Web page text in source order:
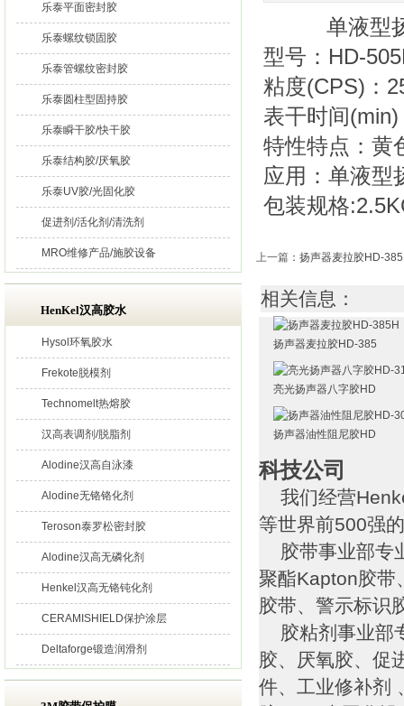
乐泰平面密封胶
乐泰螺纹锁固胶
乐泰管螺纹密封胶
乐泰圆柱型固持胶
乐泰瞬干胶/快干胶
乐泰结构胶/厌氧胶
乐泰UV胶/光固化胶
促进剂/活化剂/清洗剂
MRO维修产品/施胶设备
HenKel汉高胶水
Hysol环氧胶水
Frekote脱模剂
Technomelt热熔胶
汉高表调剂/脱脂剂
Alodine汉高自泳漆
Alodine无铬铬化剂
Teroson泰罗松密封胶
Alodine汉高无磷化剂
Henkel汉高无铬钝化剂
CERAMISHIELD保护涂层
Deltaforge锻造润滑剂
单液型扬
型号：HD-
粘度(CPS)：
表干时间(min)
特性特点：黄
应用：单液型
包装规格
上一篇 ： 扬声器麦拉胶HD-
相关信息：
扬声器麦拉胶HD-385
亮光扬声器八字胶HD
扬声器油性阻尼胶HD
科技公司
我们经营
等世界前500强
胶带事业部专
聚酯Kapton胶带
胶带、警示标识
胶粘剂事业部
胶、厌氧胶、促
件、工业修补剂